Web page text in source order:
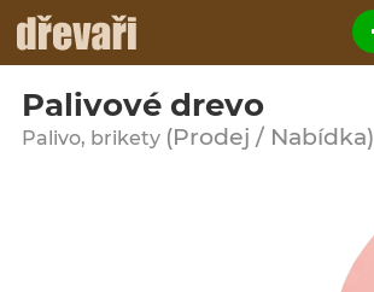
Palivové drevo
Palivo, brikety (Prodej / Nabídka)